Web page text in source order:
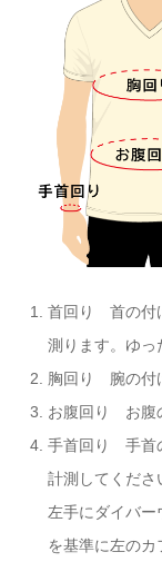
首回り 首の付
測ります。ゆっ
胸回り 腕の付
お腹回り お腹
手首回り 手首
計測してくださ
左手にダイバー
を基準に左のカ